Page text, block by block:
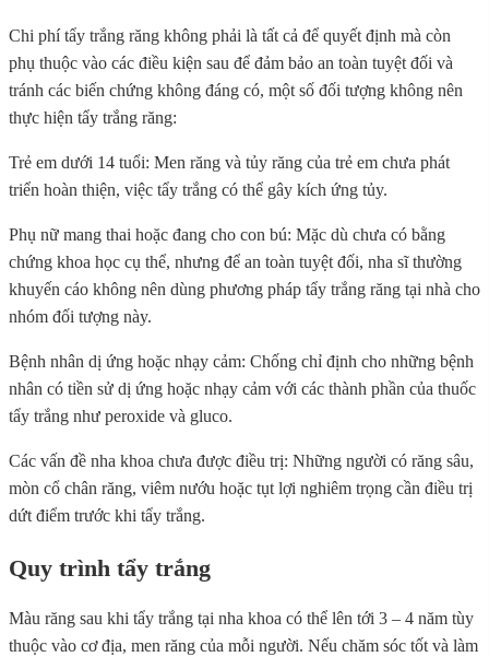
Chi phí tẩy trắng răng không phải là tất cả để quyết định mà còn
phụ thuộc vào các điều kiện sau để đảm bảo an toàn tuyệt đối và
tránh các biến chứng không đáng có, một số đối tượng không nên
thực hiện tẩy trắng răng:
Trẻ em dưới 14 tuổi: Men răng và tủy răng của trẻ em chưa phát
triển hoàn thiện, việc tẩy trắng có thể gây kích ứng tủy.
Phụ nữ mang thai hoặc đang cho con bú: Mặc dù chưa có bằng
chứng khoa học cụ thể, nhưng để an toàn tuyệt đối, nha sĩ thường
khuyến cáo không nên dùng phương pháp tẩy trắng răng tại nhà cho
nhóm đối tượng này.
Bệnh nhân dị ứng hoặc nhạy cảm: Chống chỉ định cho những bệnh
nhân có tiền sử dị ứng hoặc nhạy cảm với các thành phần của thuốc
tẩy trắng như peroxide và gluco.
Các vấn đề nha khoa chưa được điều trị: Những người có răng sâu,
mòn cổ chân răng, viêm nướu hoặc tụt lợi nghiêm trọng cần điều trị
dứt điểm trước khi tẩy trắng.
Quy trình tẩy trắng
Màu răng sau khi tẩy trắng tại nha khoa có thể lên tới 3 – 4 năm tùy
thuộc vào cơ địa, men răng của mỗi người. Nếu chăm sóc tốt và làm